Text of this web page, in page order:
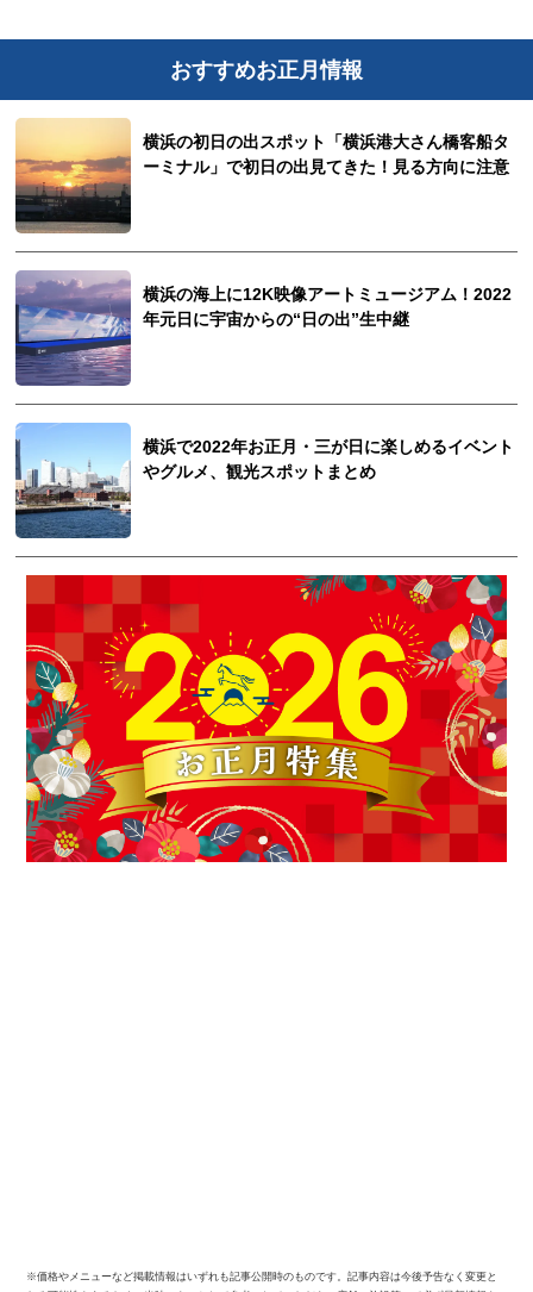
おすすめお正月情報
横浜の初日の出スポット「横浜港大さん橋客船タ
ーミナル」で初日の出見てきた！見る方向に注意
横浜の海上に12K映像アートミュージアム！2022
年元日に宇宙からの“日の出”生中継
横浜で2022年お正月・三が日に楽しめるイベント
やグルメ、観光スポットまとめ
※価格やメニューなど掲載情報はいずれも記事公開時のものです。記事内容は今後予告なく変更と